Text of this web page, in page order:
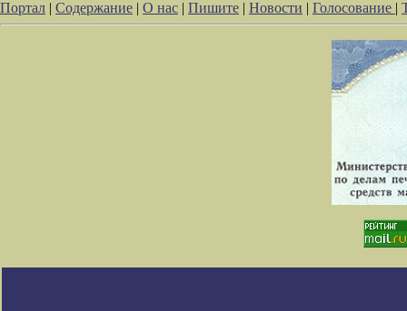
Портал | Содержание | О нас | Пишите | Новости | Голосование |